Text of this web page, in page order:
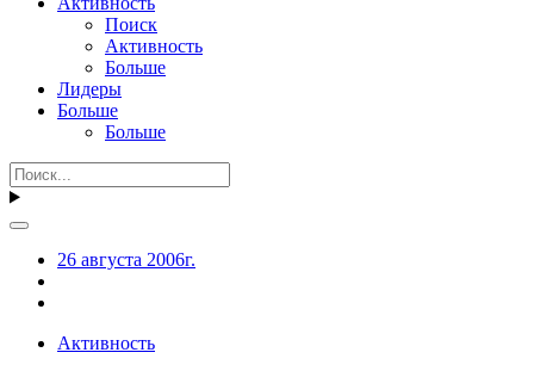
Поиск
Активность
Больше
Лидеры
Больше
Больше
26 августа 2006г.
Активность